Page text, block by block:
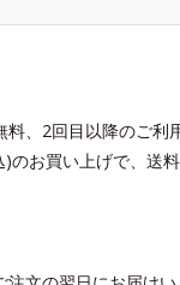
料、2回目以降のご利
のお買い上げで、送料